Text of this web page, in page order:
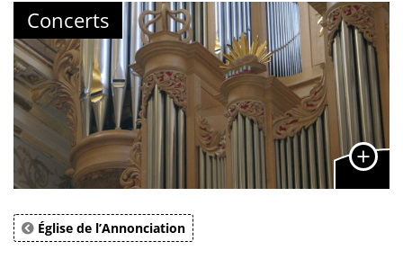
Concerts
Église de l’Annonciation